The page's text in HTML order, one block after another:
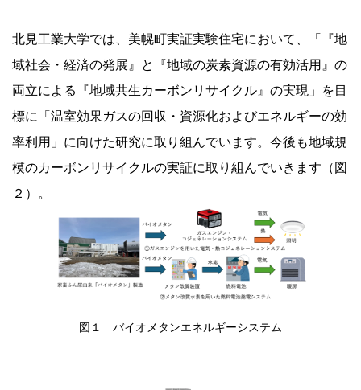
北見工業大学では、美幌町実証実験住宅において、「『地
域社会・経済の発展』と『地域の炭素資源の有効活用』の
両立による『地域共生カーボンリサイクル』の実現」を目
標に「温室効果ガスの回収・資源化およびエネルギーの効
率利用」に向けた研究に取り組んでいます。今後も地域規
模のカーボンリサイクルの実証に取り組んでいきます（図
２）。
図１ バイオメタンエネルギーシステム